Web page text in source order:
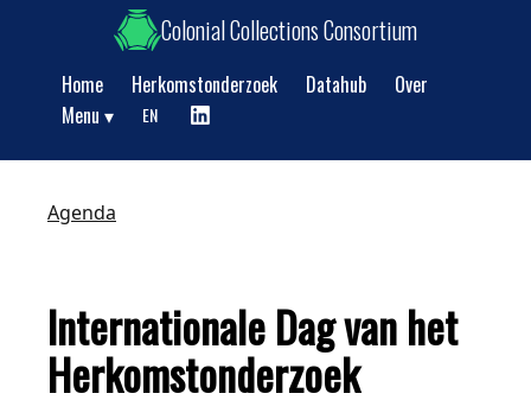
Colonial Collections Consortium
Home Herkomstonderzoek Datahub
Over
Menu
Show submenu
EN
Agenda
Internationale Dag van het
Herkomstonderzoek